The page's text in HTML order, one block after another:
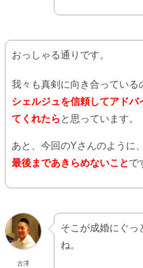
おっしゃる通りです。
我々も真剣に向き合っている
シェルジュを信頼してアドバ
てくれたら と思っています。
あと、今回のYさんのように、
最後まであきらめないことで
古澤
そこが成婚にぐっ
ね。